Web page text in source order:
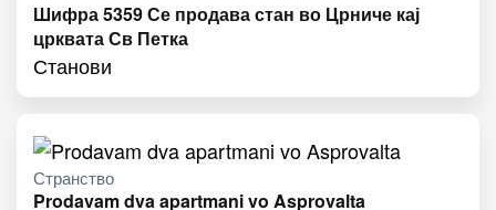
Шифра 5359 Се продава стан во Црниче кај
црквата Св Петка
Станови
Странство
Prodavam dva apartmani vo Asprovalta